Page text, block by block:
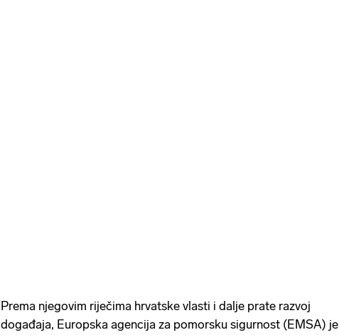
Prema njegovim riječima hrvatske vlasti i dalje prate razvoj
događaja, Europska agencija za pomorsku sigurnost (EMSA) je